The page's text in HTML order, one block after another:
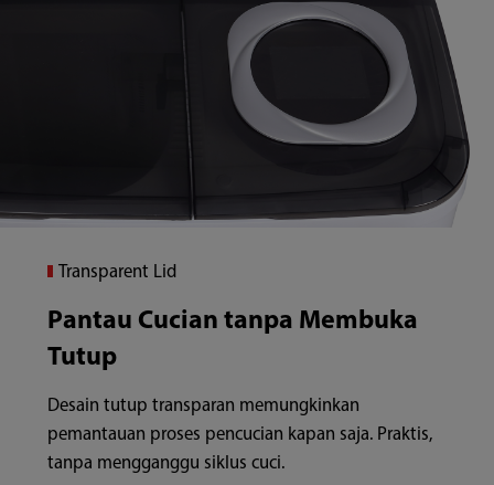
Transparent Lid
Pantau Cucian tanpa Membuka
Tutup
Desain tutup transparan memungkinkan
pemantauan proses pencucian kapan saja. Praktis,
tanpa mengganggu siklus cuci.